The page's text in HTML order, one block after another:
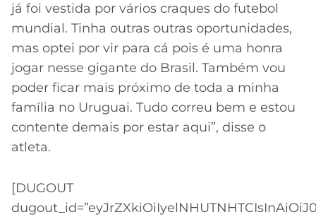
já foi vestida por vários craques do futebol
mundial. Tinha outras outras oportunidades,
mas optei por vir para cá pois é uma honra
jogar nesse gigante do Brasil. Também vou
poder ficar mais próximo de toda a minha
família no Uruguai. Tudo correu bem e estou
contente demais por estar aqui”, disse o
atleta.
[DUGOUT